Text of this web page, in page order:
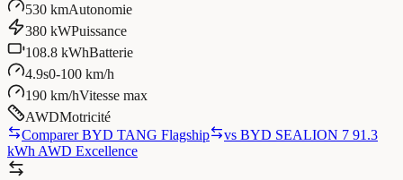
530 kmAutonomie
380 kWPuissance
108.8 kWhBatterie
4.9s0-100 km/h
190 km/hVitesse max
AWDMotricité
Comparer BYD TANG Flagship
vs BYD SEALION 7 91.3
kWh AWD Excellence